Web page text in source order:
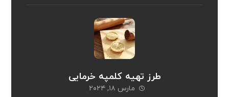
طرز تهیه کلمپه خرمایی
مارس ۱۸, ۲۰۲۴